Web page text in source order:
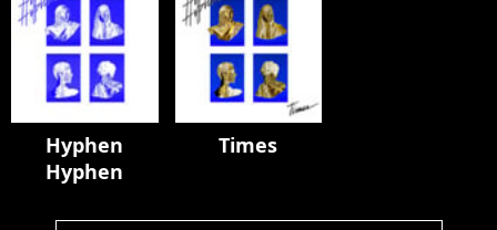
Hyphen
Hyphen
Times